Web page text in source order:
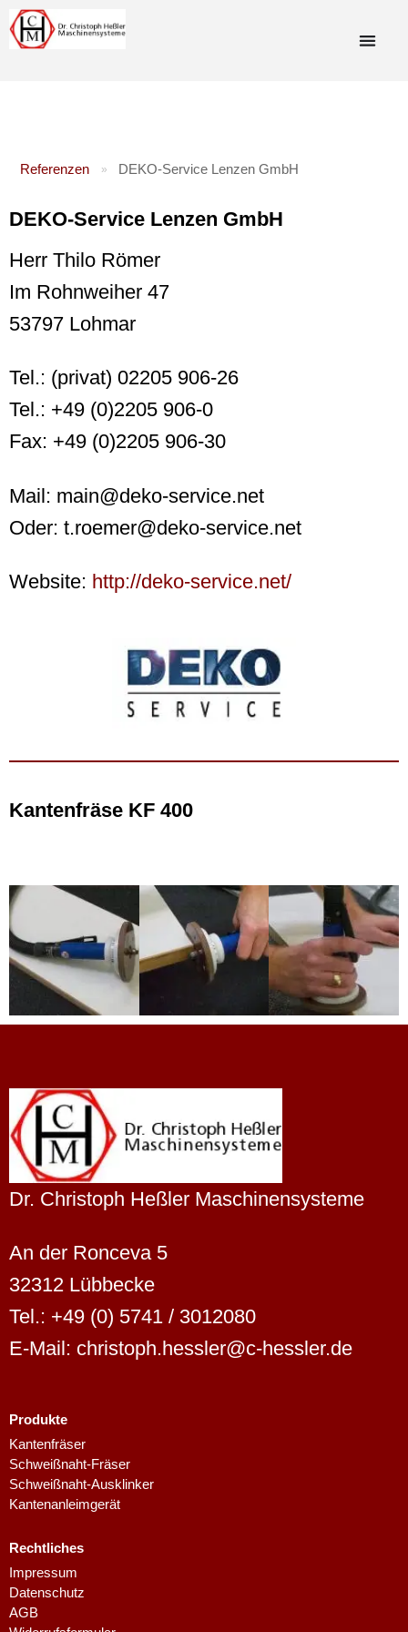
Referenzen » DEKO-Service Lenzen GmbH
DEKO-Service Lenzen GmbH
Herr Thilo Römer
Im Rohnweiher 47
53797 Lohmar
Tel.: (privat) 02205 906-26
Tel.: +49 (0)2205 906-0
Fax: +49 (0)2205 906-30
Mail: main@deko-service.net
Oder: t.roemer@deko-service.net
Website: http://deko-service.net/
Kantenfräse KF 400
Dr. Christoph Heßler Maschinensysteme
An der Ronceva 5
32312 Lübbecke
Tel.: +49 (0) 5741 / 3012080
E-Mail: christoph.hessler@c-hessler.de
Produkte
Kantenfräser
Schweißnaht-Fräser
Schweißnaht-Ausklinker
Kantenanleimgerät
Rechtliches
Impressum
Datenschutz
AGB
French
Swedish
Finnish
Dutch